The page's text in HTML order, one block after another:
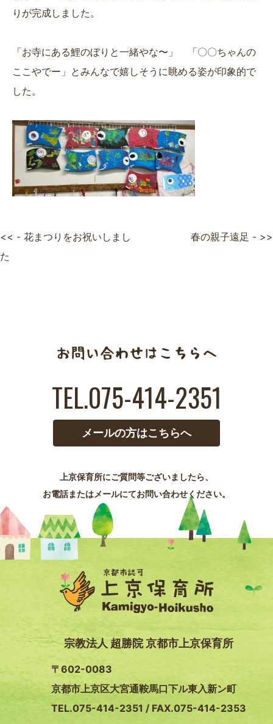
りが完成しました。
「お寺にある鯉のぼりと一緒やな〜」 「〇〇ちゃんの
ここやでー」とみんなで嬉しそうに眺める姿が印象的で
した。
<< - 花まつりをお祝いしまし
た
春の親子遠足 - >>
TEL.075-414-2351
メールの方はこちらへ
上京保育所にご質問等ございましたら、
お電話またはメールにてお問い合わせください。
宗教法人 超勝院 京都市上京保育所
〒602-0083
京都市上京区大宮通鞍馬口下ル東入新ン町
TEL.075-414-2351 / FAX.075-414-2353